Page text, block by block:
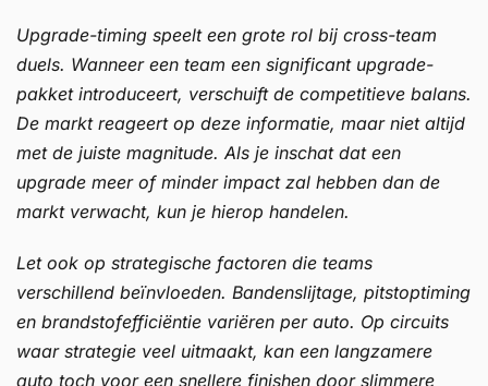
Upgrade-timing speelt een grote rol bij cross-team
duels. Wanneer een team een significant upgrade-
pakket introduceert, verschuift de competitieve balans.
De markt reageert op deze informatie, maar niet altijd
met de juiste magnitude. Als je inschat dat een
upgrade meer of minder impact zal hebben dan de
markt verwacht, kun je hierop handelen.
Let ook op strategische factoren die teams
verschillend beïnvloeden. Bandenslijtage, pitstoptiming
en brandstofefficiëntie variëren per auto. Op circuits
waar strategie veel uitmaakt, kan een langzamere
auto toch voor een snellere finishen door slimmere